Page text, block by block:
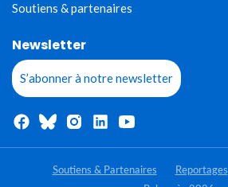
Soutiens & partenaires
Newsletter
S’abonner à notre newsletter
Soutiens & Partenaires Reportages